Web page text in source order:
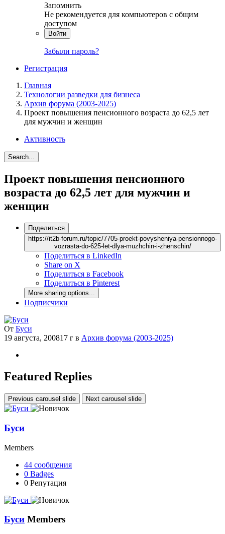
Запомнить
Не рекомендуется для компьютеров с общим
доступом
Войти
Забыли пароль?
Регистрация
Главная
Технологии разведки для бизнеса
Архив форума (2003-2025)
Проект повышения пенсионного возраста до 62,5 лет
для мужчин и женщин
Активность
Search...
Проект повышения пенсионного
возраста до 62,5 лет для мужчин и
женщин
Поделиться
https://it2b-forum.ru/topic/7705-proekt-povysheniya-pensionnogo-
vozrasta-do-625-let-dlya-muzhchin-i-zhenschin/
Поделиться в LinkedIn
Share on X
Поделиться в Facebook
Поделиться в Pinterest
More sharing options...
Подписчики
От Буси
19 августа, 200817 г в Архив форума (2003-2025)
Featured Replies
Previous carousel slide Next carousel slide
Буси
Members
44 сообщения
0 Badges
0 Репутация
Буси Members